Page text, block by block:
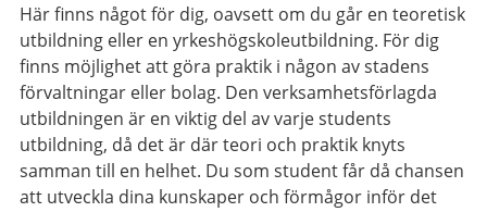
Här finns något för dig, oavsett om du går en teoretisk
utbildning eller en yrkeshögskoleutbildning. För dig
finns möjlighet att göra praktik i någon av stadens
förvaltningar eller bolag. Den verksamhetsförlagda
utbildningen är en viktig del av varje students
utbildning, då det är där teori och praktik knyts
samman till en helhet. Du som student får då chansen
att utveckla dina kunskaper och förmågor inför det